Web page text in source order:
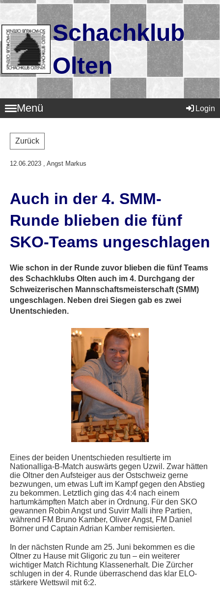
Schachklub
Olten
Menü Login
Zurück
12.06.2023 , Angst Markus
Auch in der 4. SMM-
Runde blieben die fünf
SKO-Teams ungeschlagen
Wie schon in der Runde zuvor blieben die fünf Teams
des Schachklubs Olten auch im 4. Durchgang der
Schweizerischen Mannschaftsmeisterschaft (SMM)
ungeschlagen. Neben drei Siegen gab es zwei
Unentschieden.
Eines der beiden Unentschieden resultierte im
Nationalliga-B-Match auswärts gegen Uzwil. Zwar hätten
die Oltner den Aufsteiger aus der Ostschweiz gerne
bezwungen, um etwas Luft im Kampf gegen den Abstieg
zu bekommen. Letztlich ging das 4:4 nach einem
hartumkämpften Match aber in Ordnung. Für den SKO
gewannen Robin Angst und Suvirr Malli ihre Partien,
während FM Bruno Kamber, Oliver Angst, FM Daniel
Borner und Captain Adrian Kamber remisierten.
In der nächsten Runde am 25. Juni bekommen es die
Oltner zu Hause mit Gligoric zu tun – ein weiterer
wichtiger Match Richtung Klassenerhalt. Die Zürcher
schlugen in der 4. Runde überraschend das klar ELO-
stärkere Wettswil mit 6:2.